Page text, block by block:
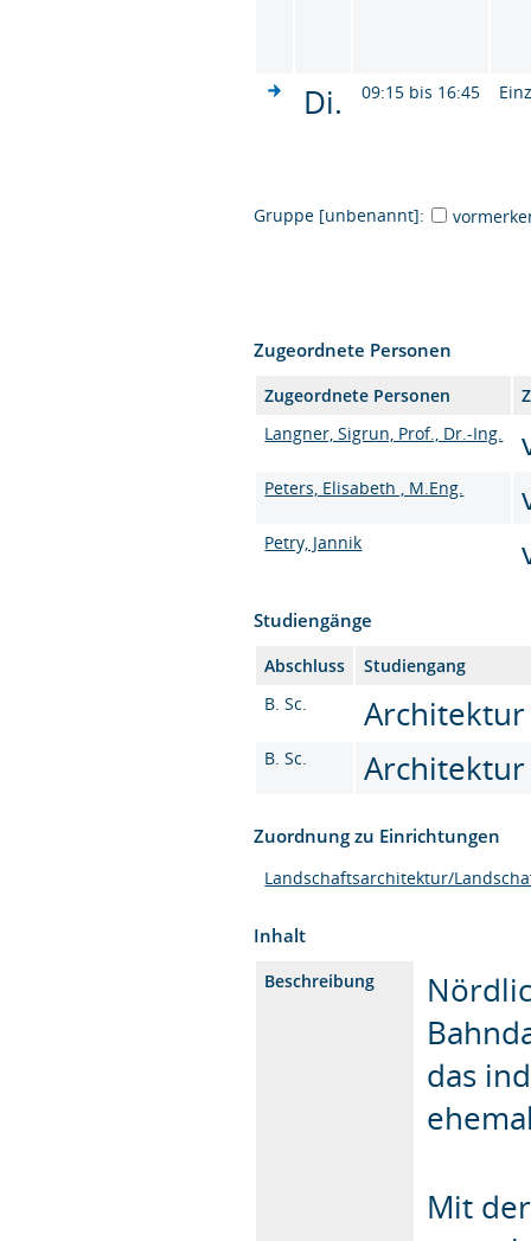
Di. 09:15 bis 16:45
Gruppe [unbenannt]:
Zugeordnete Personen
Zugeordnete Personen
Langner, Sigrun, Prof., Dr.-Ing.
Peters, Elisabeth , M.Eng.
Petry, Jannik
Studiengänge
Abschluss
Studiengang
B. Sc.
Architektur
B. Sc. Architektur
Zuordnung zu Einrichtungen
Landschaftsarchitektur/
Inhalt
Beschreibung
das
Mit